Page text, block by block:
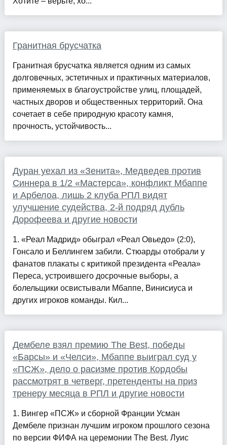
Гранитная брусчатка
Гранитная брусчатка является одним из самых
долговечных, эстетичных и практичных материалов,
применяемых в благоустройстве улиц, площадей,
частных дворов и общественных территорий. Она
сочетает в себе природную красоту камня,
прочность, устойчивость...
Дуран уехал из «Зенита», Медведев против
Синнера в 1/2 «Мастерса», конфликт Мбаппе
и Арбелоа, лишь 2 клуба РПЛ видят
улучшение судейства, 2-й подряд дубль
Дорофеева и другие новости
1. «Реал Мадрид» обыграл «Реал Овьедо» (2:0),
Гонсало и Беллингем забили. Стюарды отобрали у
фанатов плакаты с критикой президента «Реала»
Переса, устроившего досрочные выборы, а
болельщики освистывали Мбаппе, Винисиуса и
других игроков команды. Кил...
Дембеле взял премию The Best, победы
«Барсы» и «Челси», Мбаппе выиграл суд у
«ПСЖ», дело о расизме против Кордобы
рассмотрят в четверг, претенденты на приз
тренеру месяца в РПЛ и другие новости
1. Вингер «ПСЖ» и сборной Франции Усман
Дембеле признан лучшим игроком прошлого сезона
по версии ФИФА на церемонии The Best. Луис